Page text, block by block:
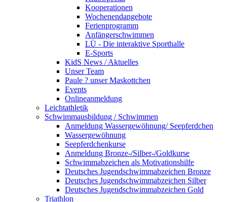
Kooperationen
Wochenendangebote
Ferienprogramm
Anfängerschwimmen
LÜ - Die interaktive Sporthalle
E-Sports
KidS News / Aktuelles
Unser Team
Paule ? unser Maskottchen
Events
Onlineanmeldung
Leichtathletik
Schwimmausbildung / Schwimmen
Anmeldung Wassergewöhnung/ Seepferdchen
Wassergewöhnung
Seepferdchenkurse
Anmeldung Bronze-/Silber-/Goldkurse
Schwimmabzeichen als Motivationshilfe
Deutsches Jugendschwimmabzeichen Bronze
Deutsches Jugendschwimmabzeichen Silber
Deutsches Jugendschwimmabzeichen Gold
Triathlon